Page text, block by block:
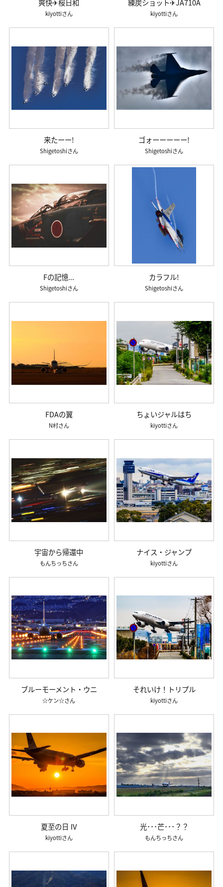
爽快✈桜日和
kiyotti
練炭ショット✈JA710A
kiyotti
来たーー!
Shigetoshi
ゴォーーーーー!
Shigetoshi
Fの記憶...
Shigetoshi
カラフル!
Shigetoshi
FDAの翼
N村
ちょいジャルはち
kiyotti
宇宙から帰還中
もんちっち
ナイス・ジャンプ
kiyotti
ブルーモーメント・ウニ
☆ケン☆
それいけ！トリプル
kiyotti
夏至の日 Ⅳ
kiyotti
光･･･芒･･･？？
もんちっち